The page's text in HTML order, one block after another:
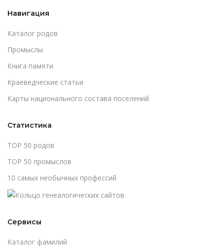
Навигация
Каталог родов
Промыслы
Книга памяти
Краеведческие статьи
Карты национального состава поселений
Статистика
TOP 50 родов
TOP 50 промыслов
10 самых необычных профессий
Сервисы
Каталог фамилий